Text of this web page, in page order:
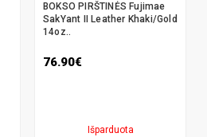
BOKSO PIRŠTINĖS Fujimae
SakYant II Leather Khaki/Gold
14oz..
76.90€
Išparduota